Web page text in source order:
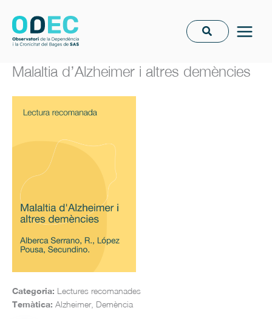
contingut
Malaltia d’Alzheimer i altres demències
Categoria: Lectures recomanades
Temàtica: Alzheimer, Demència